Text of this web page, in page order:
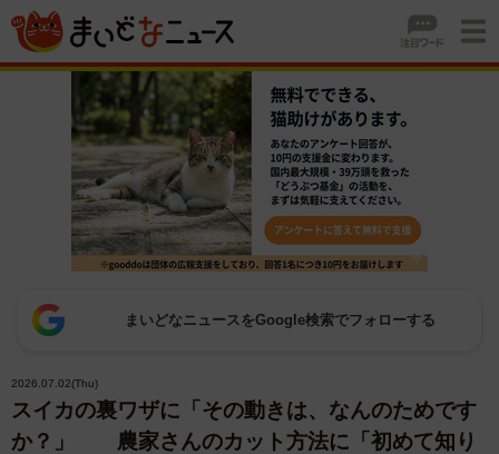
まいどなニュースをGoogle検索でフォローする
2026.07.02(Thu)
スイカの裏ワザに「その動きは、なんのためです
か？」 農家さんのカット方法に「初めて知り